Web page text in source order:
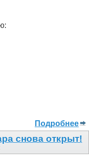
Подробнее
снова открыт!